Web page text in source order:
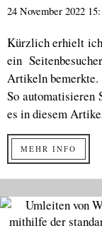
24 November 2022
Kürzlich erhielt
ein
Artikeln bemerkte.
So automatisieren
es in diesem
MEHR INFO